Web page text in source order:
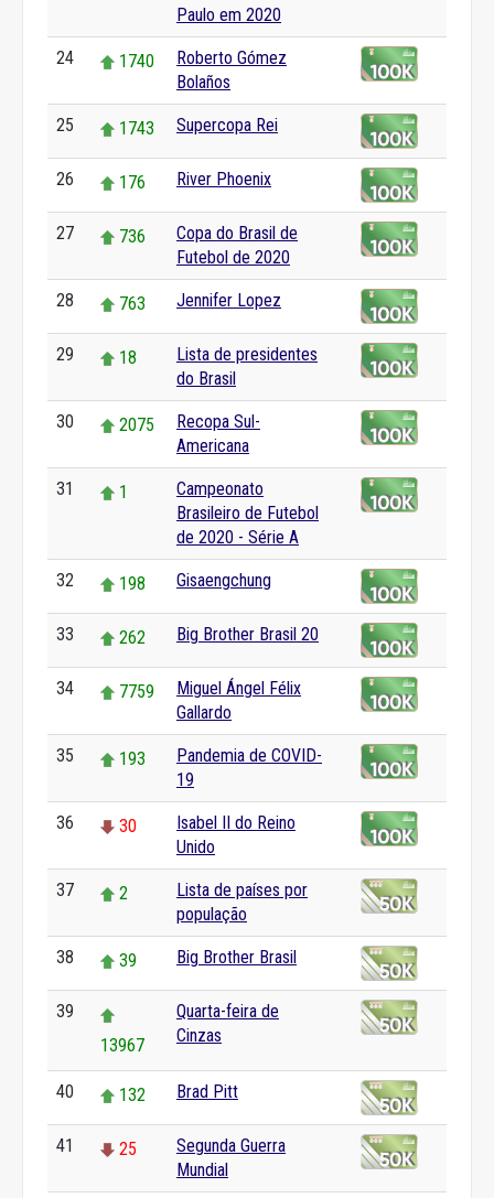
Paulo em 2020
24 1740
Roberto Gómez
Bolaños
25 1743 Supercopa Rei
26 176 River Phoenix
27 736
Copa do Brasil de
Futebol de 2020
28 763 Jennifer Lopez
29 18
Lista de presidentes
do Brasil
30 2075
Recopa Sul-
Americana
31 1
Campeonato
Brasileiro de Futebol
de 2020 - Série A
32 198 Gisaengchung
33 262 Big Brother Brasil 20
34 7759
Miguel Ángel Félix
Gallardo
35 193
Pandemia de COVID-
19
36 30
Isabel II do Reino
Unido
37 2
Lista de países por
população
38 39 Big Brother Brasil
39
13967
Quarta-feira de
Cinzas
40 132 Brad Pitt
41 25
Segunda Guerra
Mundial